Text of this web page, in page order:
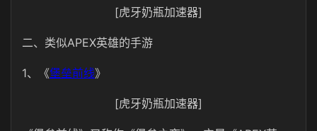
[虎牙奶瓶加速器]
二、类似APEX英雄的手游
1、《堡垒前线》
[虎牙奶瓶加速器]